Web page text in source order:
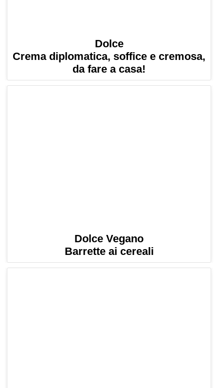
Dolce
Crema diplomatica, soffice e cremosa,
da fare a casa!
Dolce Vegano
Barrette ai cereali